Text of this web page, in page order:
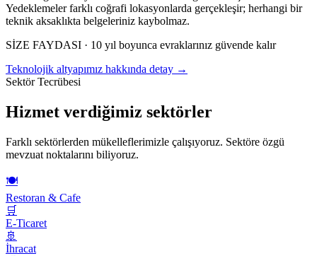
Yedeklemeler farklı coğrafi lokasyonlarda gerçekleşir; herhangi bir
teknik aksaklıkta belgeleriniz kaybolmaz.
SİZE FAYDASI · 10 yıl boyunca evraklarınız güvende kalır
Teknolojik altyapımız hakkında detay →
Sektör Tecrübesi
Hizmet verdiğimiz sektörler
Farklı sektörlerden mükelleflerimizle çalışıyoruz. Sektöre özgü
mevzuat noktalarını biliyoruz.
🍽️
Restoran & Cafe
🛒
E-Ticaret
🚢
İhracat